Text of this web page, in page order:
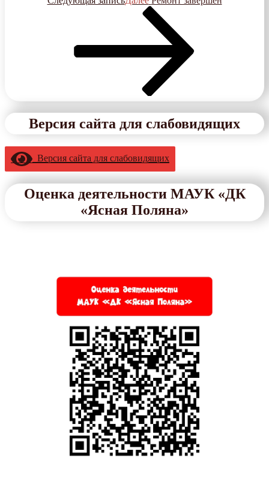
Версия сайта для слабовидящих
Версия сайта для слабовидящих
Оценка деятельности МАУК «ДК
«Ясная Поляна»